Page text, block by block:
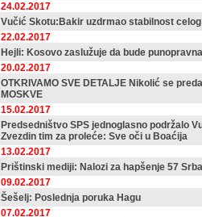
24.02.2017
Vučić Skotu:Bakir uzdrmao stabilnost
22.02.2017
Hejli: Kosovo zaslužuje da bude
20.02.2017
OTKRIVAMO SVE DETALJE Nikolić se
MOSKVE
15.02.2017
Predsedništvo SPS jednoglasno podržalo
Zvezdin tim za proleće: Sve oči u Boaćija
13.02.2017
Prištinski mediji: Nalozi za hapšenje 57
09.02.2017
Šešelj: Poslednja poruka Hagu
07.02.2017